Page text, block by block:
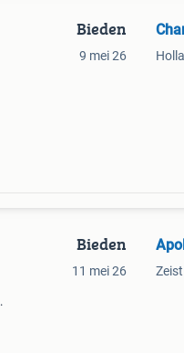
Bieden
9 mei 26
Bieden
11 mei 26 Zeist